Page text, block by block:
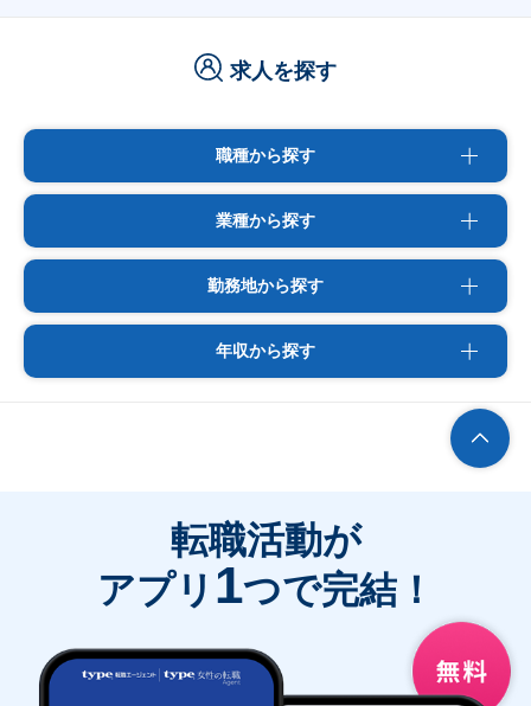
求人を探す
職種から探す
業種から探す
勤務地から探す
年収から探す
転職活動が
アプリ 1つで完結！